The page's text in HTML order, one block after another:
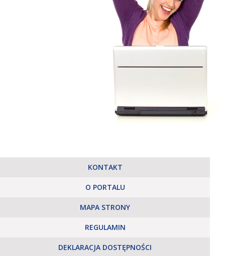
KONTAKT
O PORTALU
MAPA STRONY
REGULAMIN
DEKLARACJA DOSTĘPNOŚCI